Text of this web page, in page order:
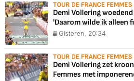
TOUR DE FRANCE FEMMES
Demi Vollering
'Daarom wilde ik alleen
Gisteren, 20:34
TOUR DE FRANCE FEMMES
Demi Vollering zet
Femmes met